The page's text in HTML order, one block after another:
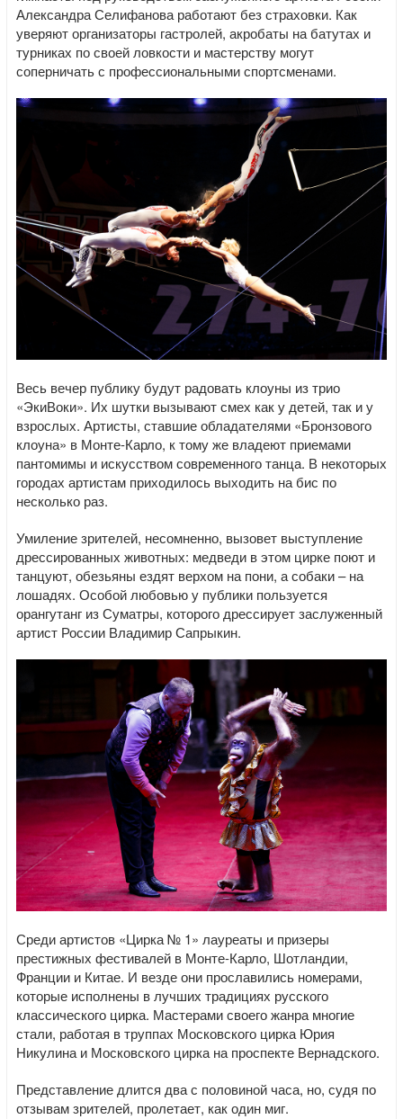
Александра Селифанова работают без страховки. Как
уверяют организаторы гастролей, акробаты на батутах и
турниках по своей ловкости и мастерству могут
соперничать с профессиональными спортсменами.
Весь вечер публику будут радовать клоуны из трио
«ЭкиВоки». Их шутки вызывают смех как у детей, так и у
взрослых. Артисты, ставшие обладателями «Бронзового
клоуна» в Монте-Карло, к тому же владеют приемами
пантомимы и искусством современного танца. В некоторых
городах артистам приходилось выходить на бис по
несколько раз.
Умиление зрителей, несомненно, вызовет выступление
дрессированных животных: медведи в этом цирке поют и
танцуют, обезьяны ездят верхом на пони, а собаки – на
лошадях. Особой любовью у публики пользуется
орангутанг из Суматры, которого дрессирует заслуженный
артист России Владимир Сапрыкин.
Среди артистов «Цирка № 1» лауреаты и призеры
престижных фестивалей в Монте-Карло, Шотландии,
Франции и Китае. И везде они прославились номерами,
которые исполнены в лучших традициях русского
классического цирка. Мастерами своего жанра многие
стали, работая в труппах Московского цирка Юрия
Никулина и Московского цирка на проспекте Вернадского.
Представление длится два с половиной часа, но, судя по
отзывам зрителей, пролетает, как один миг.